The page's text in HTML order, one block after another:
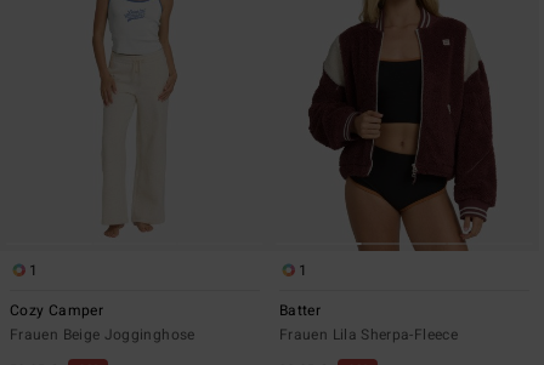
1
Cozy Camper
Frauen Beige Jogginghose
1
Batter
Frauen Lila Sherpa-Fleece